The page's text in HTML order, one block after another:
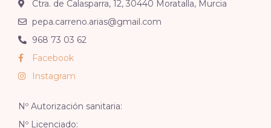
Ctra. de Calasparra, 12, 30440 Moratalla, Murcia
pepa.carreno.arias@gmail.com
968 73 03 62
Facebook
Instagram
Nº Autorización sanitaria:
Nº Licenciado: